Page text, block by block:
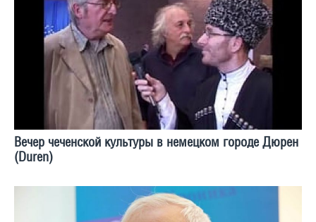
Вечер чеченской культуры в немецком городе Дюрен
(Duren)